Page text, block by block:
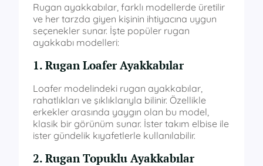
Rugan ayakkabılar, farklı modellerde üretilir
ve her tarzda giyen kişinin ihtiyacına uygun
seçenekler sunar. İşte popüler rugan
ayakkabı modelleri:
1. Rugan Loafer Ayakkabılar
Loafer modelindeki rugan ayakkabılar,
rahatlıkları ve şıklıklarıyla bilinir. Özellikle
erkekler arasında yaygın olan bu model,
klasik bir görünüm sunar. İster takım elbise ile
ister gündelik kıyafetlerle kullanılabilir.
2. Rugan Topuklu Ayakkabılar